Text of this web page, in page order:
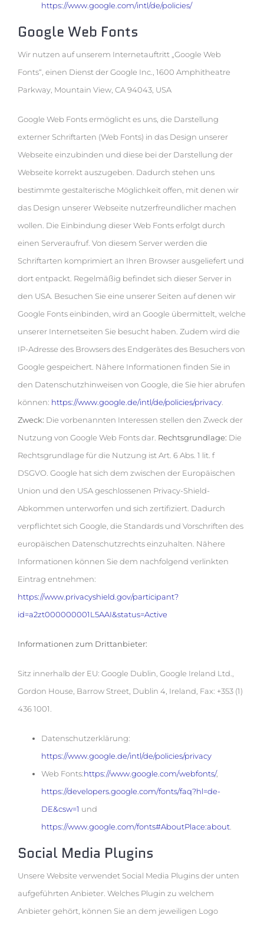
https://www.google.com/intl/de/policies/
Google Web Fonts
Wir nutzen auf unserem Internetauftritt „Google Web
Fonts“, einen Dienst der Google Inc., 1600 Amphitheatre
Parkway, Mountain View, CA 94043, USA
Google Web Fonts ermöglicht es uns, die Darstellung
externer Schriftarten (Web Fonts) in das Design unserer
Webseite einzubinden und diese bei der Darstellung der
Webseite korrekt auszugeben. Dadurch stehen uns
bestimmte gestalterische Möglichkeit offen, mit denen wir
das Design unserer Webseite nutzerfreundlicher machen
wollen. Die Einbindung dieser Web Fonts erfolgt durch
einen Serveraufruf. Von diesem Server werden die
Schriftarten komprimiert an Ihren Browser ausgeliefert und
dort entpackt. Regelmäßig befindet sich dieser Server in
den USA. Besuchen Sie eine unserer Seiten auf denen wir
Google Fonts einbinden, wird an Google übermittelt, welche
unserer Internetseiten Sie besucht haben. Zudem wird die
IP-Adresse des Browsers des Endgerätes des Besuchers von
Google gespeichert. Nähere Informationen finden Sie in
den Datenschutzhinweisen von Google, die Sie hier abrufen
können: https://www.google.de/intl/de/policies/privacy
Zweck: Die vorbenannten Interessen stellen den Zweck der
Nutzung von Google Web Fonts dar. Rechtsgrundlage: Die
Rechtsgrundlage für die Nutzung ist Art. 6 Abs. 1 lit. f
DSGVO. Google hat sich dem zwischen der Europäischen
Union und den USA geschlossenen Privacy-Shield-
Abkommen unterworfen und sich zertifiziert. Dadurch
verpflichtet sich Google, die Standards und Vorschriften des
europäischen Datenschutzrechts einzuhalten. Nähere
Informationen können Sie dem nachfolgend verlinkten
Eintrag entnehmen:
https://www.privacyshield.gov/participant?
id=a2zt000000001L5AAI&status=Active
Informationen zum Drittanbieter:
Sitz innerhalb der EU: Google Dublin, Google Ireland Ltd.,
Gordon House, Barrow Street, Dublin 4, Ireland, Fax: +353 (1)
436 1001.
Datenschutzerklärung:
https://www.google.de/intl/de/policies/privacy
Web Fonts:https://www.google.com/webfonts/,
https://developers.google.com/fonts/faq?hl=de-
DE&csw=1 und
https://www.google.com/fonts#AboutPlace:about
Social Media Plugins
Unsere Website verwendet Social Media Plugins der unten
aufgeführten Anbieter. Welches Plugin zu welchem
Anbieter gehört, können Sie an dem jeweiligen Logo